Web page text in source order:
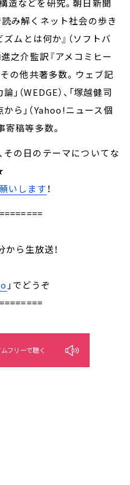
造などを研究。朝日新聞
み解くネット社会の歩き
ムとは何か』（ソフトバ
進之介監訳『アメコミヒー
の他共著多数。ウェブ記
（WEDGE）、「塚越健司
ら」（Yahoo!ニュース個
寄稿等多数。
の日のテーマについてな
いします！
ら生放送！
」でどうぞ
フリーで聴く